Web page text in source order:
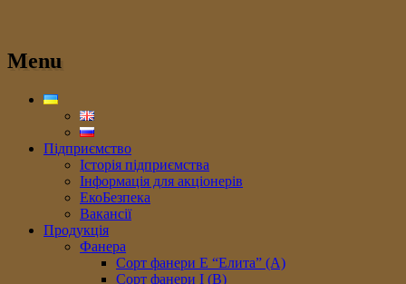
Menu
Підприємство
Історія підприємства
Інформація для акціонерів
ЕкоБезпека
Вакансії
Продукція
Фанера
Сорт фанери E “Елита” (A)
Сорт фанери I (В)